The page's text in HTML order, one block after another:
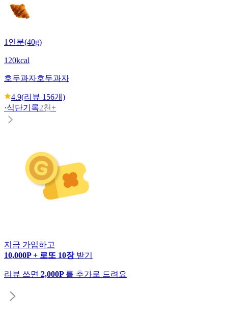
1인분(40g)
120kcal
호두과자호두과자
4.9(리뷰 156개)
·식단기록2천+
지금 가입하고
10,000P + 로또 10장 받기
리뷰 쓰면 2,000P 를 추가로 드려요